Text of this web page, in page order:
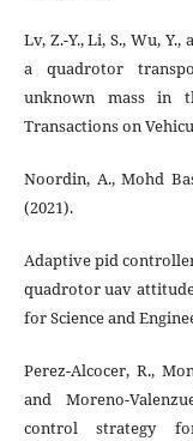
Lv, Z.-Y., Li, S., Wu,
a quadrotor
unknown mass in
Transactions on
Noordin, A., Mohd
(2021).
Adaptive pid
quadrotor uav
for Science and
Perez-Alcocer, R.,
and Moreno-
control strategy